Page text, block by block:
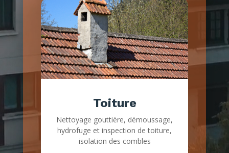
Toiture
Nettoyage gouttière, démoussage,
hydrofuge et inspection de toiture,
isolation des combles